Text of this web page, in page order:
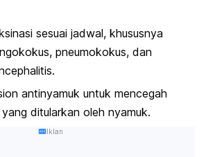
sesuai jadwal, khususnya
pneumokokus, dan
antinyamuk untuk mencegah
ditularkan oleh nyamuk.
Iklan